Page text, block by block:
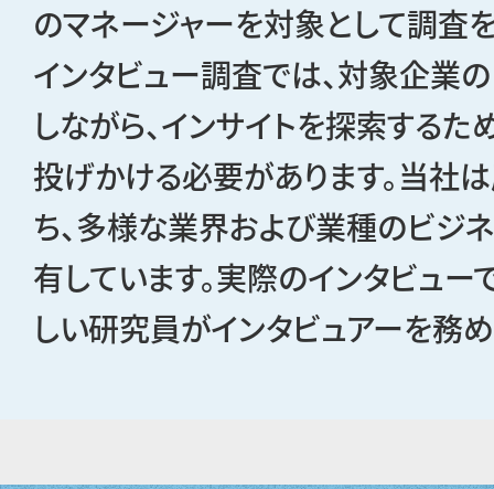
のマネージャーを対象として調査
インタビュー調査では、対象企業
しながら、インサイトを探索する
投げかける必要があります。当社
ち、多様な業界および業種のビジ
有しています。実際のインタビュー
しい研究員がインタビュアーを務め